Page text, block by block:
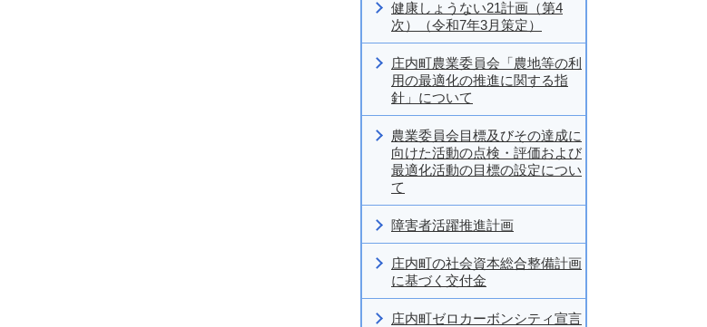
健康しょうない21計画（第4
次）（令和7年3月策定）
庄内町農業委員会「農地等の利
用の最適化の推進に関する指
針」について
農業委員会目標及びその達成に
向けた活動の点検・評価および
最適化活動の目標の設定につい
て
障害者活躍推進計画
庄内町の社会資本総合整備計画
に基づく交付金
庄内町ゼロカーボンシティ宣言